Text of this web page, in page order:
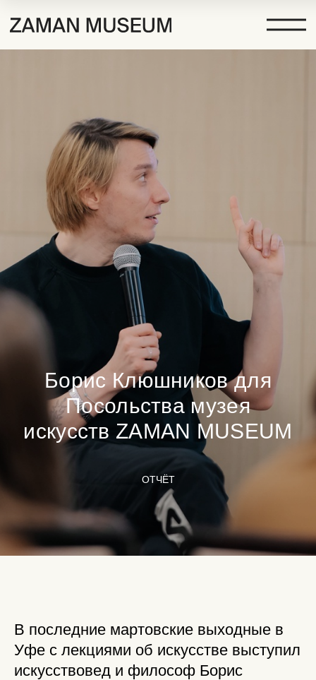
Борис Клюшников для
Посольства музея
искусств ZAMAN MUSEUM
ОТЧЁТ
В последние мартовские выходные в
Уфе с лекциями об искусстве выступил
искусствовед и философ Борис